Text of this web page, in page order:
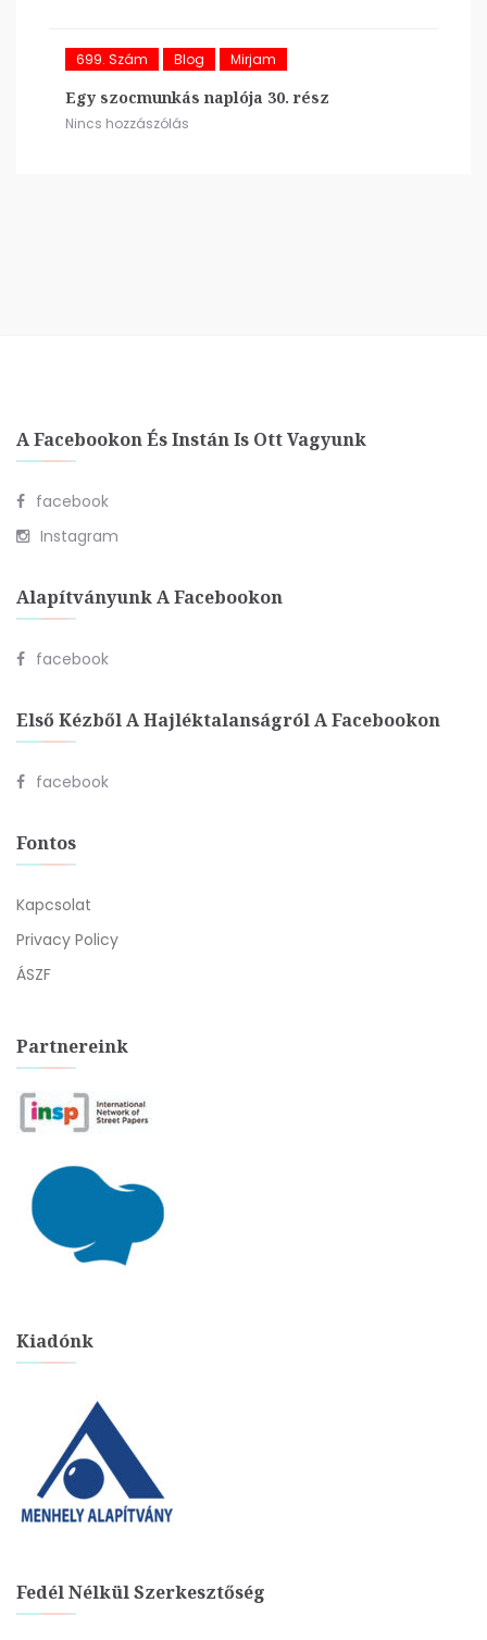
699. Szám Blog Mirjam
Egy szocmunkás naplója 30. rész
Nincs hozzászólás
A Facebookon És Instán Is Ott Vagyunk
facebook
Instagram
Alapítványunk A Facebookon
facebook
Első Kézből A Hajléktalanságról A Facebookon
facebook
Fontos
Kapcsolat
Privacy Policy
ÁSZF
Partnereink
Kiadónk
Fedél Nélkül Szerkesztőség